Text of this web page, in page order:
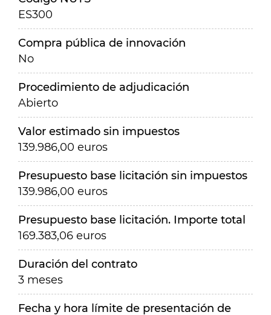
ES300
Compra pública de innovación
No
Procedimiento de adjudicación
Abierto
Valor estimado sin impuestos
139.986,00 euros
Presupuesto base licitación sin impuestos
139.986,00 euros
Presupuesto base licitación. Importe total
169.383,06 euros
Duración del contrato
3 meses
Fecha y hora límite de presentación de